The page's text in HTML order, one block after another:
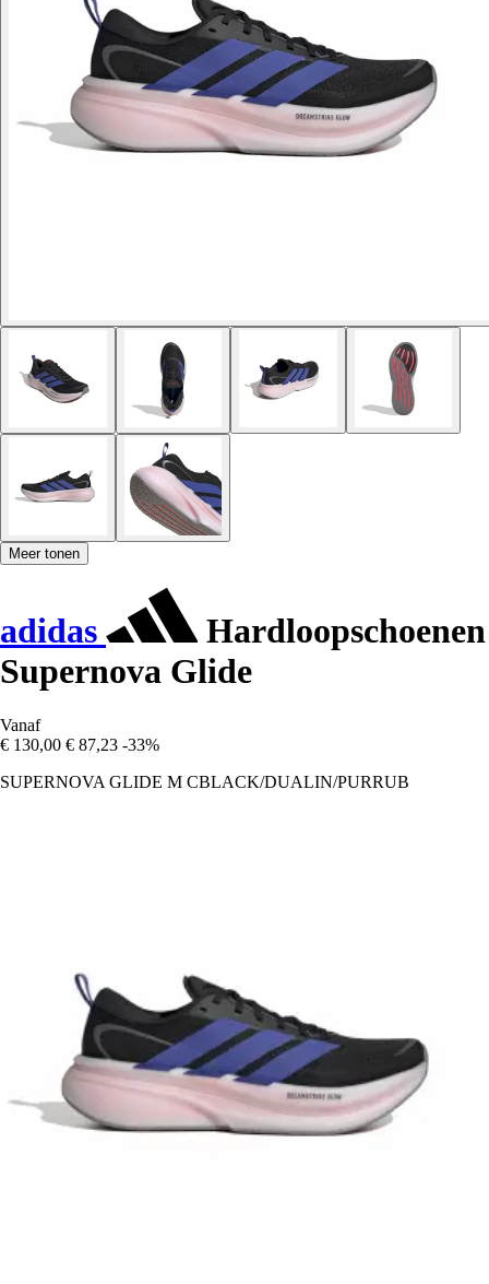
Meer tonen
adidas
Hardloopschoenen
Supernova Glide
Vanaf
€ 130,00 € 87,23 -33%
SUPERNOVA GLIDE M CBLACK/DUALIN/PURRUB